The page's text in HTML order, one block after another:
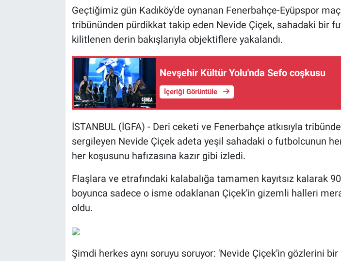
Geçtiğimiz gün Kadıköy'de oynanan Fenerbahçe-Eyüpspor
tribününden pürdikkat takip eden Nevide Çiçek, sahadaki bir
kilitlenen derin bakışlarıyla objektiflere yakalandı.
Nevşehir Kültür Yolu'nda Sefo coşkusu
İçeriği Görüntüle
İSTANBUL (İGFA) - Deri ceketi ve Fenerbahçe atkısıyla
sergileyen Nevide Çiçek adeta yeşil sahadaki o futbolcunun
her koşusunu hafızasına kazır gibi izledi.
Flaşlara ve etrafındaki kalabalığa tamamen kayıtsız kalarak
boyunca sadece o isme odaklanan Çiçek'in gizemli halleri
oldu.
Şimdi herkes aynı soruyu soruyor: 'Nevide Çiçek'in gözlerini bir